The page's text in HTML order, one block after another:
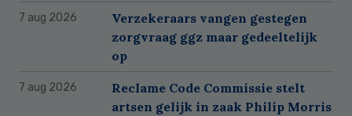
7 aug 2026
Verzekeraars vangen gestegen
zorgvraag ggz maar gedeeltelijk
op
7 aug 2026
Reclame Code Commissie stelt
artsen gelijk in zaak Philip Morris